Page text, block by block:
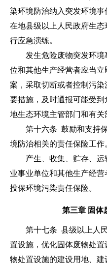
染环境防治纳入突发环境
在地县级以上人民政府生
行应急演练。
发生危险废物突发环
位和其他生产经营者应当
案，采取切断或者控制污
要措施，及时通报可能受
地生态环境主管部门和有关
第十六条 鼓励和支持
境防治相关的责任保险工作
产生、收集、贮存、
业事业单位和其他生产经
投保环境污染责任保险。
第三章 固体
第十七条 县级以上人
置设施，优化固体废物处
物处置设施的建设用地、